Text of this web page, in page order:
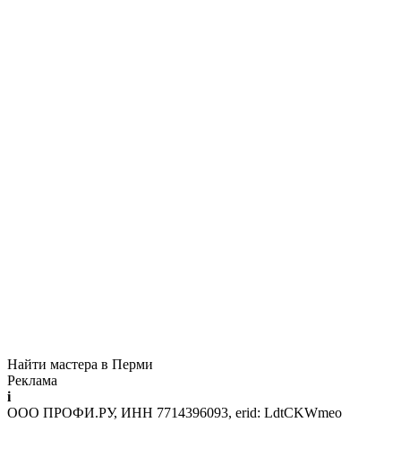
Найти мастера в Перми
Реклама
i
ООО ПРОФИ.РУ, ИНН 7714396093, erid: LdtCKWmeo